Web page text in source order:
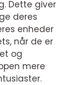
Dette giver
deres
enheder
når de er
og
mere